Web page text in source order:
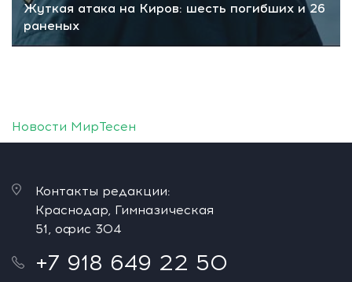
Жуткая атака на Киров: шесть погибших и 26
раненых
Новости МирТесен
Контакты редакции:
Краснодар, Гимназическая
51, офис 304
+7 918 649 22 50